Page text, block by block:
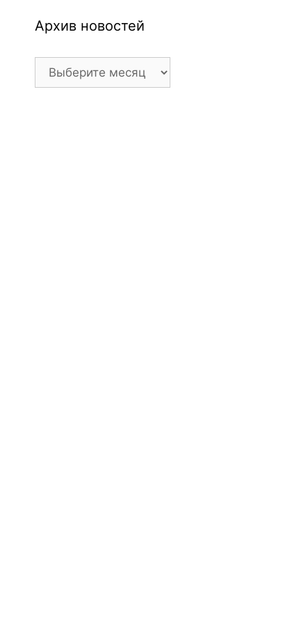
Архив новостей
Архив
новостей